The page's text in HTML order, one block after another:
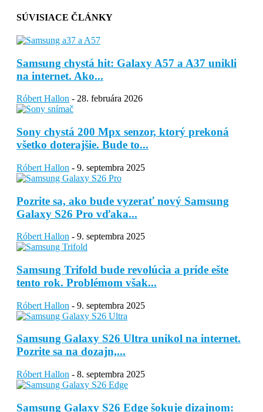
SÚVISIACE ČLÁNKY
Samsung chystá hit: Galaxy A57 a A37 unikli
na internet. Ako...
Róbert Hallon - 28. februára 2026
Sony chystá 200 Mpx senzor, ktorý prekoná
všetko doterajšie. Bude to...
Róbert Hallon - 9. septembra 2025
Pozrite sa, ako bude vyzerať nový Samsung
Galaxy S26 Pro vďaka...
Róbert Hallon - 9. septembra 2025
Samsung Trifold bude revolúcia a príde ešte
tento rok. Problémom však...
Róbert Hallon - 9. septembra 2025
Samsung Galaxy S26 Ultra unikol na internet.
Pozrite sa na dozajn,...
Róbert Hallon - 8. septembra 2025
Samsung Galaxy S26 Edge šokuje dizajnom: